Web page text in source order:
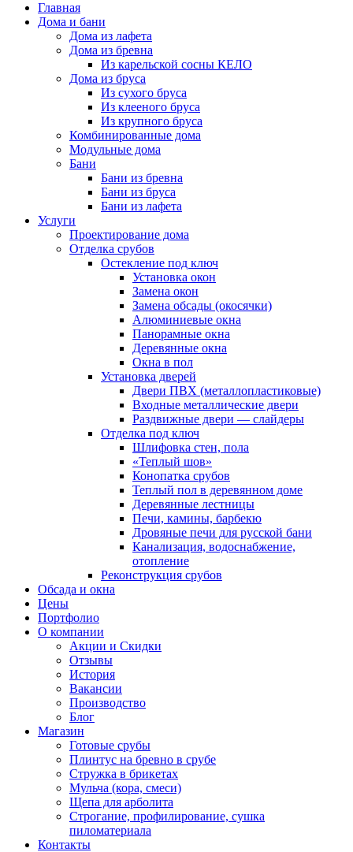
Главная
Дома и бани
Дома из лафета
Дома из бревна
Из карельской сосны КЕЛО
Дома из бруса
Из сухого бруса
Из клееного бруса
Из крупного бруса
Комбинированные дома
Модульные дома
Бани
Бани из бревна
Бани из бруса
Бани из лафета
Услуги
Проектирование дома
Отделка срубов
Остекление под ключ
Установка окон
Замена окон
Замена обсады (окосячки)
Алюминиевые окна
Панорамные окна
Деревянные окна
Окна в пол
Установка дверей
Двери ПВХ (металлопластиковые)
Входные металлические двери
Раздвижные двери — слайдеры
Отделка под ключ
Шлифовка стен, пола
«Теплый шов»
Конопатка срубов
Теплый пол в деревянном доме
Деревянные лестницы
Печи, камины, барбекю
Дровяные печи для русской бани
Канализация, водоснабжение,
отопление
Реконструкция срубов
Обсада и окна
Цены
Портфолио
О компании
Акции и Скидки
Отзывы
История
Вакансии
Производство
Блог
Магазин
Готовые срубы
Плинтус на бревно в срубе
Стружка в брикетах
Мульча (кора, смеси)
Щепа для арболита
Строгание, профилирование, сушка
пиломатериала
Контакты